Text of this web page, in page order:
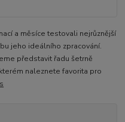
a měsíce testovali nejrůznější
jeho ideálního zpracování.
představit řadu šetrně
naleznete favorita pro